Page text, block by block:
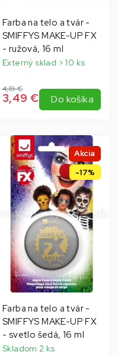
Farba na telo a tvár -
SMIFFYS MAKE-UP FX
- ružová, 16 ml
Externý sklad > 10 ks
4,19 €
3,49 € Do košíka
Akcia
-17%
Farba na telo a tvár -
SMIFFYS MAKE-UP FX
- svetlo šedá, 16 ml
Skladom 2 ks